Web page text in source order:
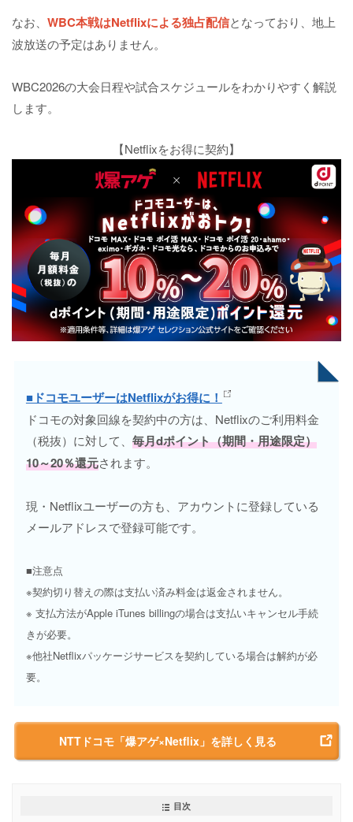
なお、 WBC本戦はNetflixによる独占配信となっており、地上
波放送の予定はありません。
WBC2026の大会日程や試合スケジュールをわかりやすく解説
します。
【Netflixをお得に契約】
■ドコモユーザーはNetflixがお得に！
ドコモの対象回線を契約中の方は、Netflixのご利用料金
（税抜）に対して、 毎月dポイント（期間・用途限定）
10～20％還元されます。
現・Netflixユーザーの方も、アカウントに登録している
メールアドレスで登録可能です。
■注意点
※契約切り替えの際は支払い済み料金は返金されません。
※ 支払方法がApple iTunes billingの場合は支払いキャンセル手続
きが必要。
※他社Netflixパッケージサービスを契約している場合は解約が必
要。
NTTドコモ「爆アゲ×Netflix」を詳しく見る
目次